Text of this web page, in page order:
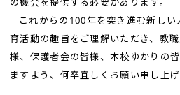
これからの100年を突き進む新し
育活動の趣旨をご理解いただき、教
様、保護者会の皆様、本校ゆかりの
ますよう、何卒宜しくお願い申し上げ